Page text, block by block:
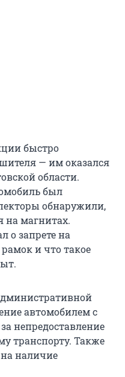
быстро
— им оказался
области.
был
обнаружили,
на магнитах.
о запрете на
и что такое
автомобилем с
непредоставление
транспорту. Также
наличие